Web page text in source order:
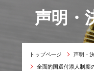
声明・
トップページ 声明・
全面的国選付添人制度